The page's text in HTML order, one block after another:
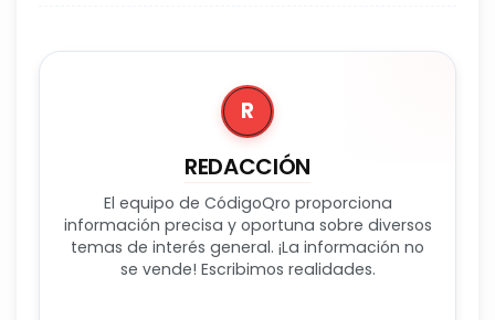
R
REDACCIÓN
El equipo de CódigoQro proporciona
información precisa y oportuna sobre diversos
temas de interés general. ¡La información no
se vende! Escribimos realidades.